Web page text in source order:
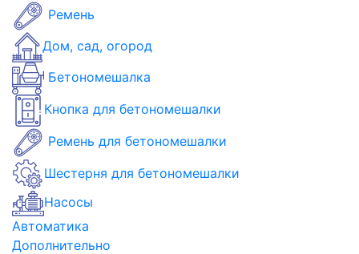
Ремень
Дом, сад, огород
Бетономешалка
Кнопка для бетономешалки
Ремень для бетономешалки
Шестерня для бетономешалки
Насосы
Автоматика
Дополнительно